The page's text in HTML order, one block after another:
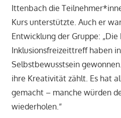
Ittenbach die
Kurs unterstützte. Auch er
Entwicklung der Gruppe:
Inklusionsfreizeittreff haben
Selbstbewusstsein
ihre Kreativität zählt. Es hat
gemacht – manche würden
wiederholen.“